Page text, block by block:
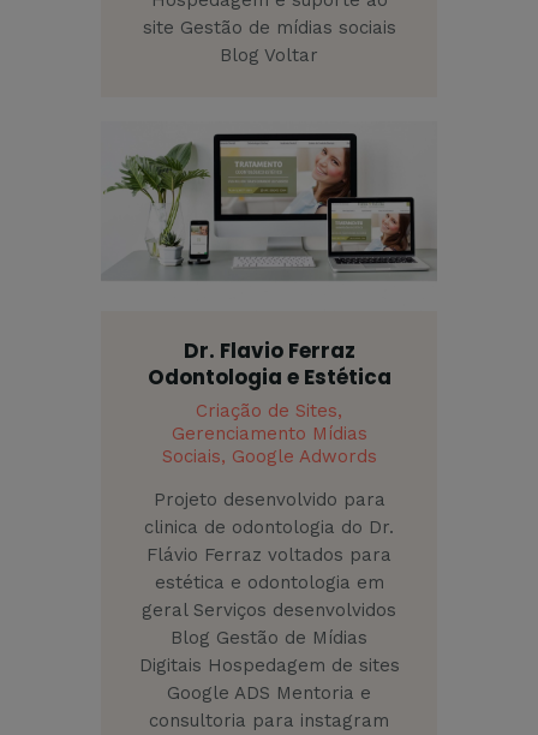
site Gestão de mídias sociais
Blog Voltar
Dr. Flavio Ferraz
Odontologia e Estética
Criação de Sites,
Gerenciamento Mídias
Sociais, Google Adwords
Projeto desenvolvido para
clinica de odontologia do Dr.
Flávio Ferraz voltados para
estética e odontologia em
geral Serviços desenvolvidos
Blog Gestão de Mídias
Digitais Hospedagem de sites
Google ADS Mentoria e
consultoria para instagram